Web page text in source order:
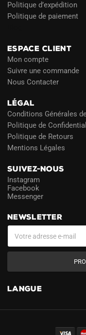
Politique d’expédition
Politique de paiement
ESPACE CLIENT
Mon compte
Suivre une commande
Nous Contacter
LÉGAL
Conditions Générales
Politique de
Politique de Retours
Mentions Légales
SUIVEZ-NOUS
Instagram
Facebook
Messenger
NEWSLETTER
LANGUE